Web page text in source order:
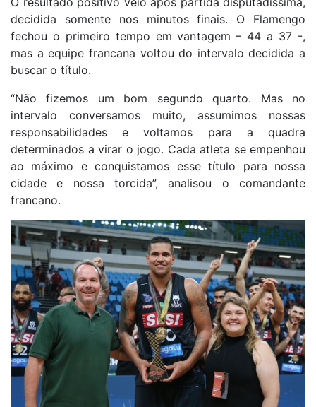
decidida somente nos minutos finais. O Flamengo
fechou o primeiro tempo em vantagem – 44 a 37 -,
mas a equipe francana voltou do intervalo decidida a
buscar o título.
“Não fizemos um bom segundo quarto. Mas no
intervalo conversamos muito, assumimos nossas
responsabilidades e voltamos para a quadra
determinados a virar o jogo. Cada atleta se empenhou
ao máximo e conquistamos esse título para nossa
cidade e nossa torcida”, analisou o comandante
francano.